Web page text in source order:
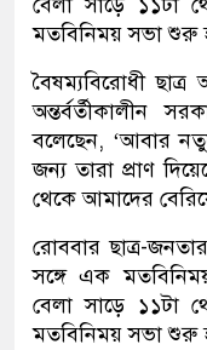
মতবিনিময় সভা শুরু
বৈষম্যবিরোধী
অন্তর্বর্তীকালীন
বলেছেন, ‘আবার
জন্য তারা প্রাণ
থেকে আমাদের
রোববার ছাত্র-জনতার
সঙ্গে এক
বেলা সাড়ে ১১টা
মতবিনিময় সভা শুরু